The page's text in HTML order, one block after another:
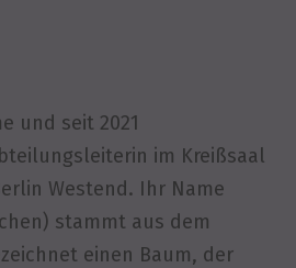
und seit 2021
im Kreißsaal
Westend. Ihr Name
stammt aus dem
einen Baum, der